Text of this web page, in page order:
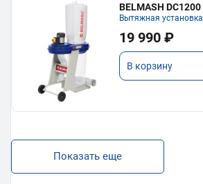
BELMASH DC1200
Вытяжная
19 990 ₽
В корзину
Показать еще